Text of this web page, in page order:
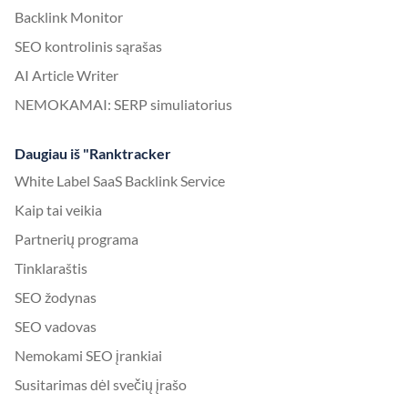
Backlink Monitor
SEO kontrolinis sąrašas
AI Article Writer
NEMOKAMAI: SERP simuliatorius
Daugiau iš "Ranktracker
White Label SaaS Backlink Service
Kaip tai veikia
Partnerių programa
Tinklaraštis
SEO žodynas
SEO vadovas
Nemokami SEO įrankiai
Susitarimas dėl svečių įrašo